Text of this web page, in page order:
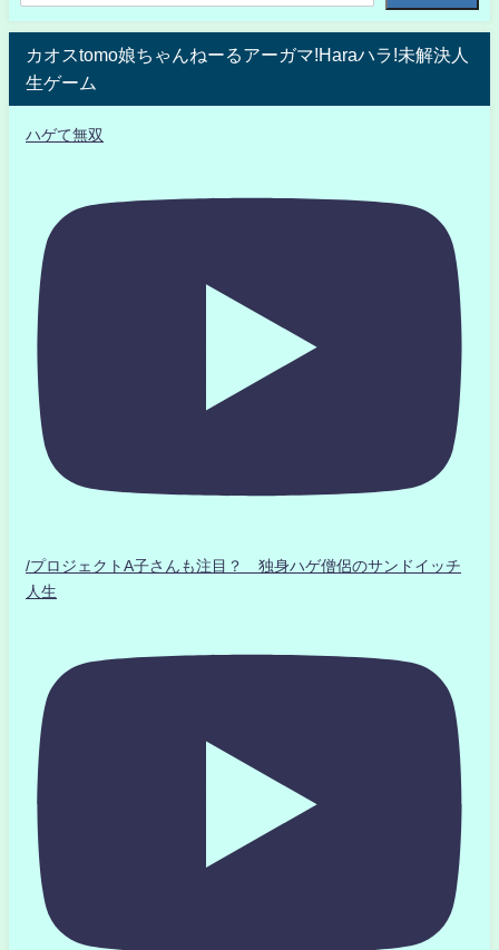
カオスtomo娘ちゃんねーるアーガマ!Haraハラ!未解決人
生ゲーム
ハゲて無双
/プロジェクトA子さんも注目？ 独身ハゲ僧侶のサンドイッチ
人生